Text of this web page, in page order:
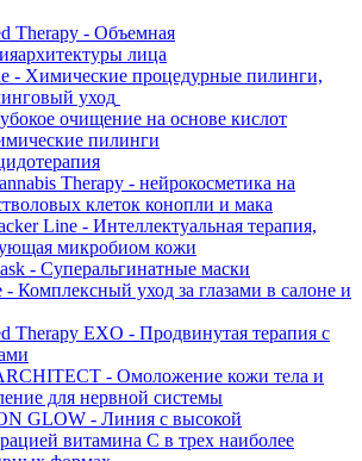
Therapy - Объемная
лица
- Химические процедурные пилинги,
уход
очищение на основе кислот
пилинги
Therapy - нейрокосметика на
клеток конопли и мака
Line - Интеллектуальная терапия,
микробиом кожи
- Суперальгинатные маски
- Комплексный уход за глазами в салоне и
Therapy EXO - Продвинутая терапия с
- Омоложение кожи тела и
для нервной системы
GLOW - Линия с высокой
витамина C в трех наиболее